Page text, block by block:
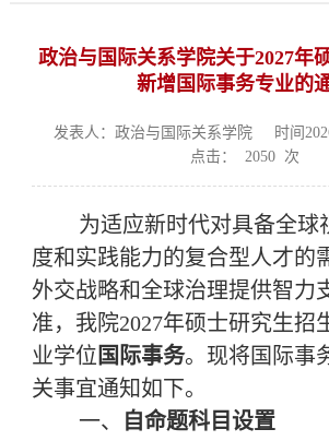
政治与国际关系学院关于2027年
新增国际事务专业的
发表人：政治与国际关系学院
时间
点击：
2050 次
为适应新时代对具备全球
度和实践能力的复合型人才的
外交战略和全球治理提供智力
准，我院2027年硕士研究生招
业学位 国际事务。现将国际事
关事宜通知如下。
一、
自命题科目设置